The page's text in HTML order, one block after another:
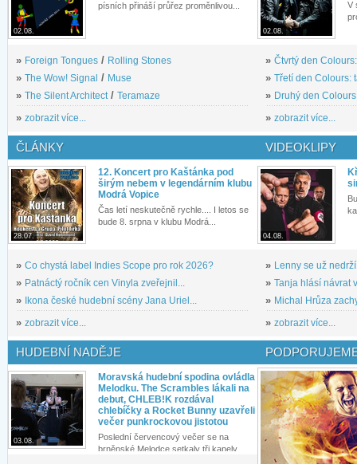
02.08.
písních přináší průřez proměnlivou...
» Foreign Tongues / Rolling Stones
» The Wow! Signal / Muse
» The Silent Architect / Teramaze
» zobrazit více...
02.08.
V
» Čtvrtý den
» Třetí den Colours:
» Druhý den
» zobrazit více...
ČLÁNKY
28.07.
12. Koncert pro Kaštánka pod
širým nebem v legendárním klubu
Modrá Vopice
Čas letí neskutečně rychle.... I letos se
bude 8. srpna v klubu Modrá...
» Co chystá label Indies Scope pro rok 2026?
» Patnáctý ročník cen Vinyla zveřejnil...
»
Ikona české hudební scény Jana Uriel...
» zobrazit více...
VIDEOKLIPY
04.08.
» Lenny se už
» Tanja hlásí návrat
» Michal Hrůza
» zobrazit více...
HUDEBNÍ NADĚJE
03.08.
Moravská hudební spodina ovládla
Melodku. The Scrambles lákali na
debut, CHLEB!K rozdával
chlebíčky a Rocket Bunny uzavřeli
večer punkrockovou jistotou
Poslední červencový večer se na
brněnské Melodce setkaly tři kapely...